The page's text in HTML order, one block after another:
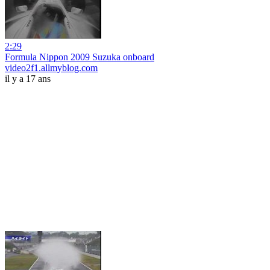
2:29
Formula Nippon 2009 Suzuka onboard
video2f1.allmyblog.com
il y a 17 ans